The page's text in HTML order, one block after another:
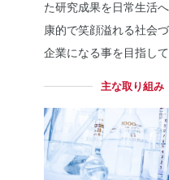
た研究成果を日常生活
康的で笑顔溢れる社会
企業になる事を目指して
主な取り組み